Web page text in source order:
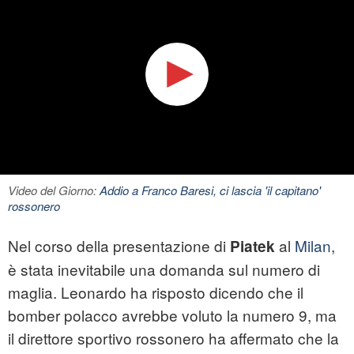
Video del Giorno:Addio a Franco Baresi, ci lascia 'il capitano'
rossonero
Nel corso della presentazione di Piatekal Milan,
è stata inevitabile una domanda sul numero di
maglia. Leonardo ha risposto dicendo che il
bomber polacco avrebbe voluto la numero 9, ma
il direttore sportivo rossonero ha affermato che la